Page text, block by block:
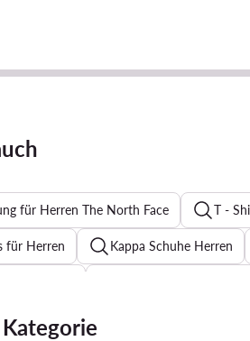
für Herren The North Face T -
für Herren Kappa Schuhe Herren
Krawatten